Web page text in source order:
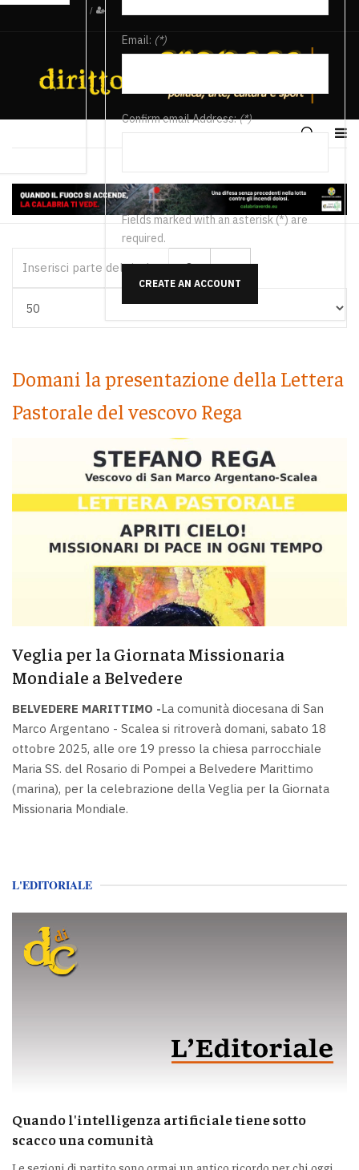
/
Email: (*)
Confirm email Address:(*)
Fields marked with an asterisk (*) are
required.
CREATE AN ACCOUNT
Domani la presentazione della Lettera
Pastorale del vescovo Rega
Veglia per la Giornata Missionaria
Mondiale a Belvedere
BELVEDERE MARITTIMO -La comunità diocesana di San
Marco Argentano - Scalea si ritroverà domani, sabato 18
ottobre 2025, alle ore 19 presso la chiesa parrocchiale
Maria SS. del Rosario di Pompei a Belvedere Marittimo
(marina), per la celebrazione della Veglia per la Giornata
Missionaria Mondiale.
L'EDITORIALE
Quando l'intelligenza artificiale tiene sotto
scacco una comunità